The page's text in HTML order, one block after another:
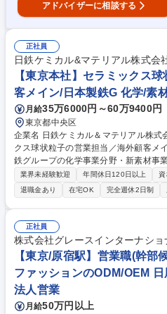
アドバイザーに相談する
正社員
日鉄ケミカル&マテリアル株式会
【東京本社】セラミックス
客メイン/日本製鉄G 化学/素
月給35万6000円～60万9400円
東京都中央区
企業名 日鉄ケミカル＆マテリアル株式会社 求人名 【東京本社】
クス球状粒子の営業担当／海外顧客メイン／日本製
鉄グループの化学事業分野・新素材事
需要が拡大するフィラーに関し、商社
要拡大を着実に捉える営業活動、事業活
細】既に知名度のある商品への引合い
め、顧客ごとの拡販戦術を立案実行し
要家等への営業：６割程度 ■営業戦略
関係部門との調整：４割程度 ＜補足＞
業の現地法人メイン ・担当社数：10社程度の見込
社】セラミックス球状粒子の営業担当
業界未経験歓迎 年間休日120日以上
退職金あり
在宅OK 完全週休2日制
正社員
株式会社グレースインターナショ
【東京/原宿駅】営業職(幹部
ファッションのODM/OEM
法人営業
月給50万円以上